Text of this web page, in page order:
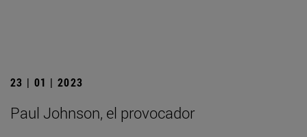
23 | 01 | 2023
Paul Johnson, el provocador